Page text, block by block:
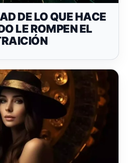
DE LO QUE HACE
LE ROMPEN EL